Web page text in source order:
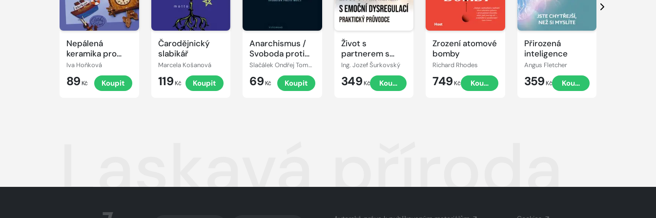
Nepálená
keramika pro
děti
Iva Hoňková
89 Kč Koupit
Čarodějnický
slabikář
Marcela Košanová
119 Kč Koupit
Anarchismus /
Svoboda proti
moci
Slačálek Ondřej Tomek Václav,
69 Kč Koupit
Život s
partnerem s
emoční
dysregulací:
Praktický
průvodce
Ing. Jozef Šurkovský
349 Kč Koupit
Zrození atomové
bomby
Richard Rhodes
749 Kč Koupit
Přirozená
inteligence
Angus Fletcher
359 Kč Koupit
Další
Laskavá příroda